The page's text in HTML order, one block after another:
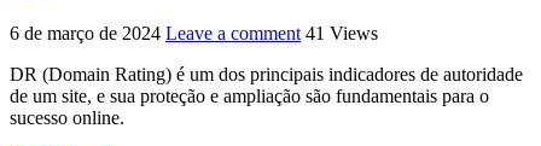
6 de março de 2024 Leave a comment 41 Views
DR (Domain Rating) é um dos principais indicadores de autoridade
de um site, e sua proteção e ampliação são fundamentais para o
sucesso online.